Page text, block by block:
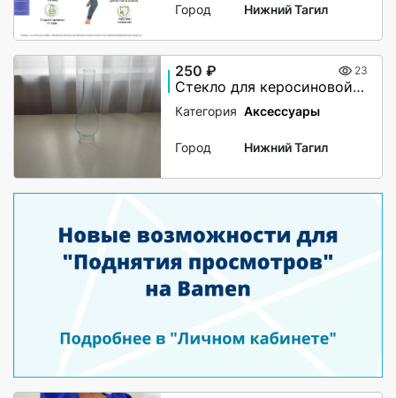
Город Нижний Тагил
250 ₽ 23
Стекло для керосиновой лампы
Категория Аксессуары
Город Нижний Тагил